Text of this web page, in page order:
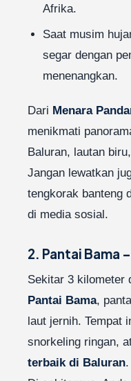
Afrika.
Saat musim
segar dengan
menenangkan.
Dari Menara
menikmati
Baluran, lautan
Jangan lewatkan
tengkorak banteng
di media sosial.
2. Pantai Bama
Sekitar 3 kilometer
Pantai Bama,
laut jernih. Tempat
snorkeling ringan,
terbaik di Baluran.